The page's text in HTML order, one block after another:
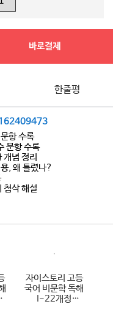
바로결제
한줄평
항 수록
문항 수록
념 정리
, 왜 틀렸나?
첨삭 해설
자이스토리 고등
국어 비문학 독해
I-22개정